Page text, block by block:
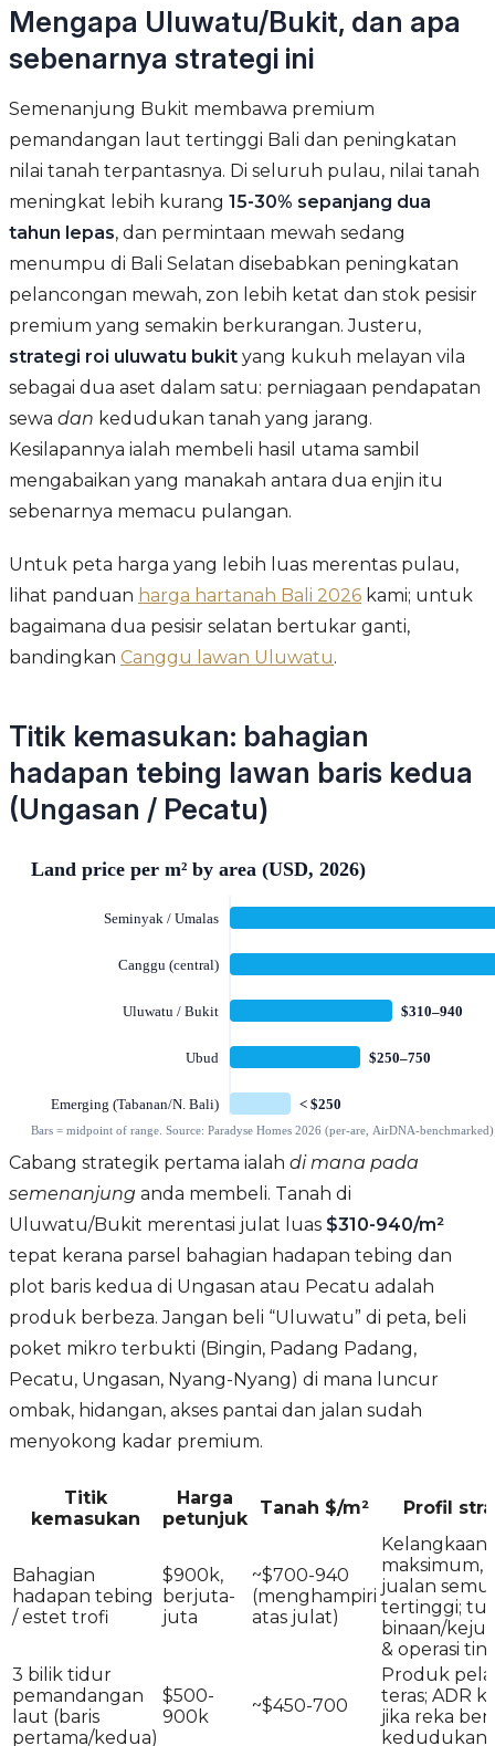
Mengapa Uluwatu/Bukit, dan apa
sebenarnya strategi ini
Semenanjung Bukit membawa premium
pemandangan laut tertinggi Bali dan peningkatan
nilai tanah terpantasnya. Di seluruh pulau, nilai tanah
meningkat lebih kurang 15-30% sepanjang dua
tahun lepas, dan permintaan mewah sedang
menumpu di Bali Selatan disebabkan peningkatan
pelancongan mewah, zon lebih ketat dan stok pesisir
premium yang semakin berkurangan. Justeru,
strategi roi uluwatu bukit yang kukuh melayan vila
sebagai dua aset dalam satu: perniagaan pendapatan
sewa dan kedudukan tanah yang jarang.
Kesilapannya ialah membeli hasil utama sambil
mengabaikan yang manakah antara dua enjin itu
sebenarnya memacu pulangan.
Untuk peta harga yang lebih luas merentas pulau,
lihat panduan harga hartanah Bali 2026 kami; untuk
bagaimana dua pesisir selatan bertukar ganti,
bandingkan Canggu lawan Uluwatu.
Titik kemasukan: bahagian
hadapan tebing lawan baris kedua
(Ungasan / Pecatu)
Cabang strategik pertama ialah di mana pada
semenanjung anda membeli. Tanah di
Uluwatu/Bukit merentasi julat luas $310-940/m²
tepat kerana parsel bahagian hadapan tebing dan
plot baris kedua di Ungasan atau Pecatu adalah
produk berbeza. Jangan beli “Uluwatu” di peta, beli
poket mikro terbukti (Bingin, Padang Padang,
Pecatu, Ungasan, Nyang-Nyang) di mana luncur
ombak, hidangan, akses pantai dan jalan sudah
menyokong kadar premium.
Titik
kemasukan
Harga
petunjuk
Tanah $/m² Profil
Bahagian
hadapan tebing
/ estet trofi
$900k,
berjuta-
juta
~$700-940
(menghampiri
atas julat)
Kelangkaan
maksimum,
jualan
tertinggi;
binaan/
& operasi
3 bilik tidur
pemandangan
laut (baris
pertama/kedua)
$500-
900k
~$450-700
Produk
teras; ADR
jika reka
kedudukan